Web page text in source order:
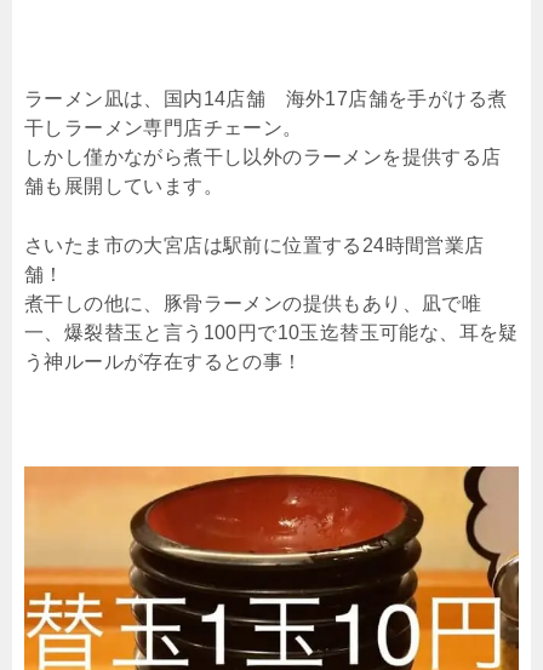
ラーメン凪は、国内14店舗 海外17店舗を手がける煮
干しラーメン専門店チェーン。
しかし僅かながら煮干し以外のラーメンを提供する店
舗も展開しています。
さいたま市の大宮店は駅前に位置する24時間営業店
舗！
煮干しの他に、豚骨ラーメンの提供もあり、凪で唯
一、爆裂替玉と言う100円で10玉迄替玉可能な、耳を疑
う神ルールが存在するとの事！